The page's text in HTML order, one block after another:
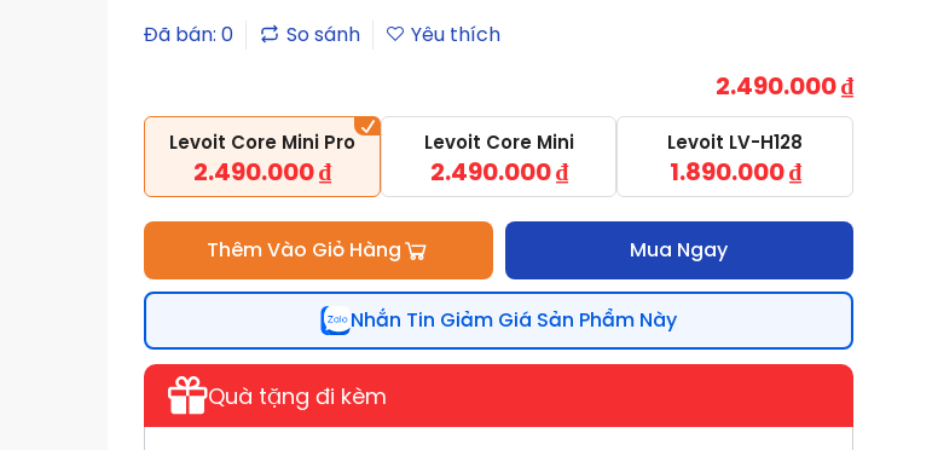
Đã bán: 0
2.490.000₫
Levoit Core Mini Pro
2.490.000₫
Levoit Core Mini
2.490.000₫
Levoit LV-H128
1.890.000₫
Thêm Vào Giỏ Hàng Mua Ngay
Nhắn Tin Giảm Giá Sản Phẩm Này
Quà tặng đi kèm